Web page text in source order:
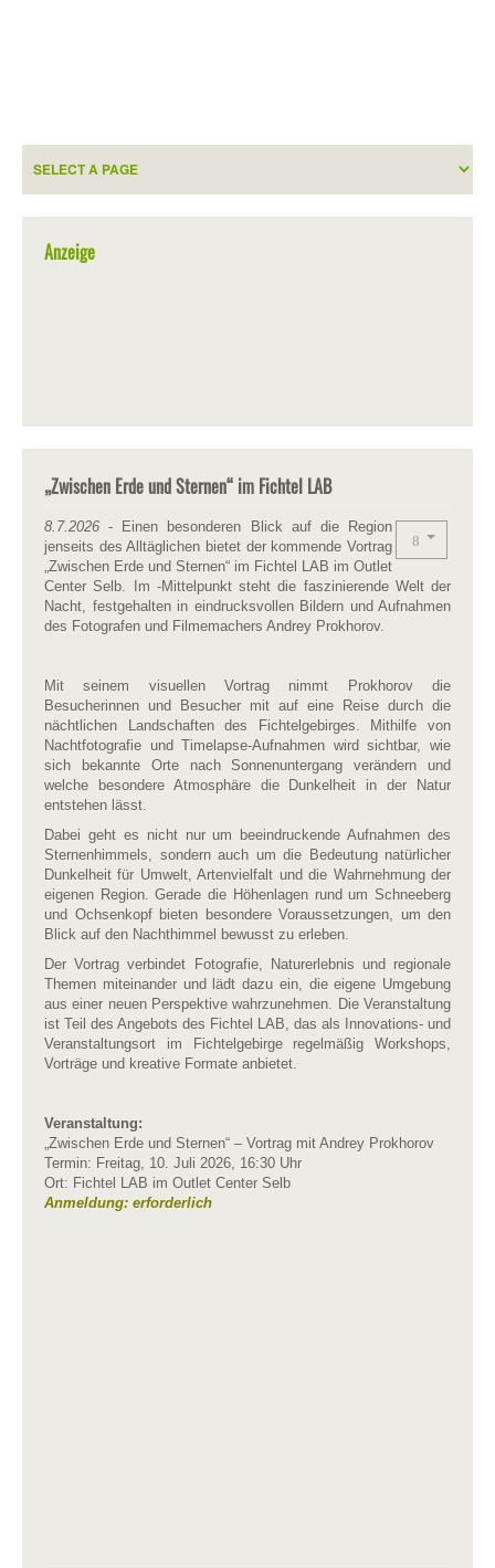
Anzeige
„Zwischen Erde und Sternen“ im Fichtel LAB
8.7.2026 - Einen besonderen Blick auf die Region
jenseits des Alltäglichen bietet der kommende Vortrag
„Zwischen Erde und Sternen“ im Fichtel LAB im Outlet
Center Selb. Im -Mittelpunkt steht die faszinierende Welt der
Nacht, festgehalten in eindrucksvollen Bildern und Aufnahmen
des Fotografen und Filmemachers Andrey Prokhorov.
Mit seinem visuellen Vortrag nimmt Prokhorov die
Besucherinnen und Besucher mit auf eine Reise durch die
nächtlichen Landschaften des Fichtelgebirges. Mithilfe von
Nachtfotografie und Timelapse-Aufnahmen wird sichtbar, wie
sich bekannte Orte nach Sonnenuntergang verändern und
welche besondere Atmosphäre die Dunkelheit in der Natur
entstehen lässt.
Dabei geht es nicht nur um beeindruckende Aufnahmen des
Sternenhimmels, sondern auch um die Bedeutung natürlicher
Dunkelheit für Umwelt, Artenvielfalt und die Wahrnehmung der
eigenen Region. Gerade die Höhenlagen rund um Schneeberg
und Ochsenkopf bieten besondere Voraussetzungen, um den
Blick auf den Nachthimmel bewusst zu erleben.
Der Vortrag verbindet Fotografie, Naturerlebnis und regionale
Themen miteinander und lädt dazu ein, die eigene Umgebung
aus einer neuen Perspektive wahrzunehmen. Die Veranstaltung
ist Teil des Angebots des Fichtel LAB, das als Innovations- und
Veranstaltungsort im Fichtelgebirge regelmäßig Workshops,
Vorträge und kreative Formate anbietet.
Veranstaltung:
„Zwischen Erde und Sternen“ – Vortrag mit Andrey Prokhorov
Termin: Freitag, 10. Juli 2026, 16:30 Uhr
Ort: Fichtel LAB im Outlet Center Selb
Anmeldung: erforderlich